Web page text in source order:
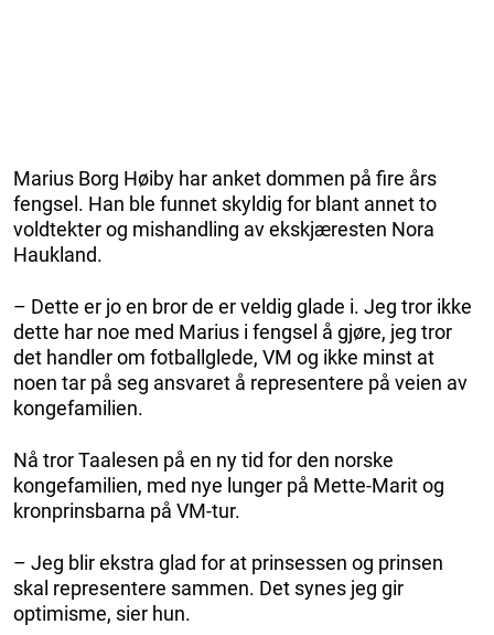
Marius Borg Høiby har anket dommen på fire års
fengsel. Han ble funnet skyldig for blant annet to
voldtekter og mishandling av ekskjæresten Nora
Haukland.
– Dette er jo en bror de er veldig glade i. Jeg tror ikke
dette har noe med Marius i fengsel å gjøre, jeg tror
det handler om fotballglede, VM og ikke minst at
noen tar på seg ansvaret å representere på veien av
kongefamilien.
Nå tror Taalesen på en ny tid for den norske
kongefamilien, med nye lunger på Mette-Marit og
kronprinsbarna på VM-tur.
– Jeg blir ekstra glad for at prinsessen og prinsen
skal representere sammen. Det synes jeg gir
optimisme, sier hun.